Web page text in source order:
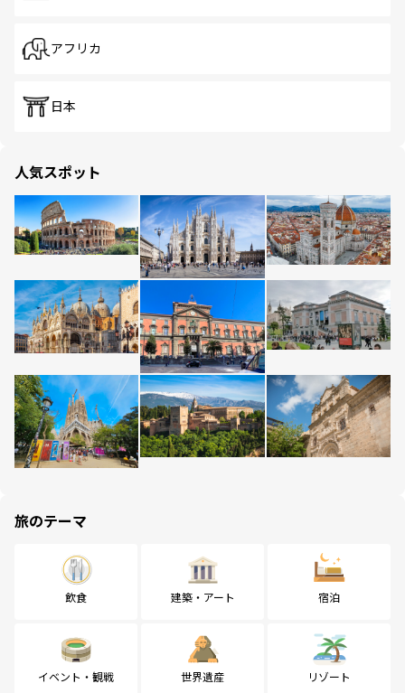
アフリカ
日本
人気スポット
旅のテーマ
飲食 建築・アート 宿泊
イベント・観戦 世界遺産 リゾート